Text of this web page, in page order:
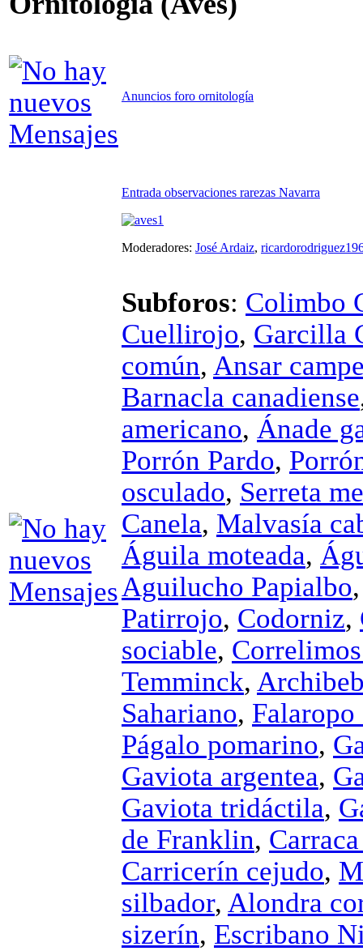
Anuncios foro ornitología
Entrada observaciones rarezas Navarra
Moderadores: José Ardaiz,
Subforos: Colimbo
Cuellirojo, Garcilla
común, Ansar
Barnacla canadiense
americano, Ánade
Porrón Pardo,
osculado, Serreta
Canela, Malvasía
Águila moteada,
Aguilucho Papialbo
Patirrojo, Codorniz,
sociable,
Temminck,
Sahariano, Falaropo
Págalo pomarino,
Gaviota argentea,
Gaviota tridáctila,
de Franklin,
Carricerín cejudo,
silbador, Alondra
sizerín, Escribano